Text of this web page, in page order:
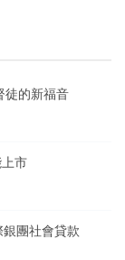
徒的新福音
市
團社會貸款